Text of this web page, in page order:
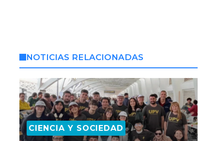
NOTICIAS RELACIONADAS
CIENCIA Y SOCIEDAD